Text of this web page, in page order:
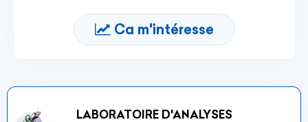
Ca m'intéresse
LABORATOIRE D'ANALYSES